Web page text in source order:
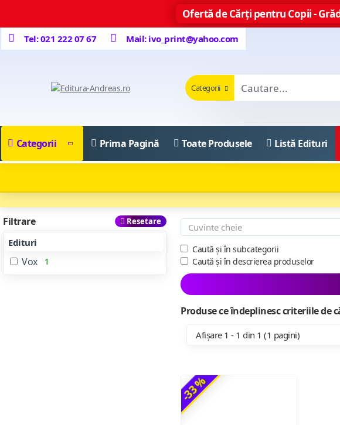
Ofertă de Cărți pentru Copii -
Tel: 021 222 07 67 Mail: ivo_print@yahoo.com
Categorii
Categorii Prima Pagină Toate Produsele Listă Edituri
Filtrare Resetare
Edituri
Vox 1
Caută și în subcategorii
Caută și în descrierea produselor
Produse ce îndeplinesc criteriile de
Afișare 1 - 1 din 1 (1 pagini)
-33 %